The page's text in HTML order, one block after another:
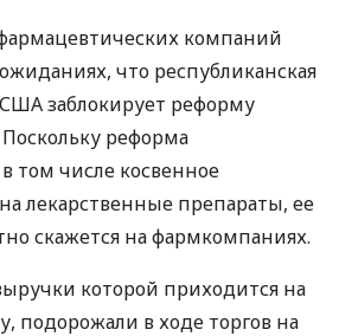
компаний
что республиканская
заблокирует реформу
реформа
том числе косвенное
лекарственные препараты, ее
скажется на фармкомпаниях.
которой приходится на
подорожали в ходе торгов на